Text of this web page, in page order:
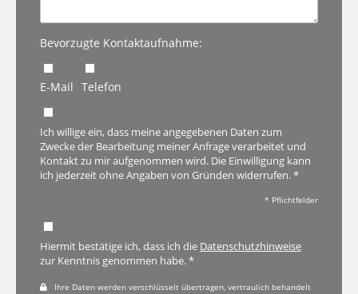
Bevorzugte Kontaktaufnahme:
E-Mail Telefon
Ich willige ein, dass meine angegebenen Daten zum
Zwecke der Bearbeitung meiner Anfrage verarbeitet und
Kontakt zu mir aufgenommen wird. Die Einwilligung kann
ich jederzeit ohne Angaben von Gründen widerrufen. *
* Pflichtfelder
Hiermit bestätige ich, dass ich die Datenschutzhinweise
zur Kenntnis genommen habe. *
Ihre Daten werden verschlüsselt übertragen, vertraulich behandelt